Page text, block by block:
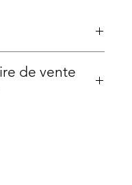
de vente